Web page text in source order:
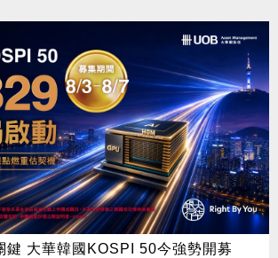
大華韓國KOSPI 50今強勢開募